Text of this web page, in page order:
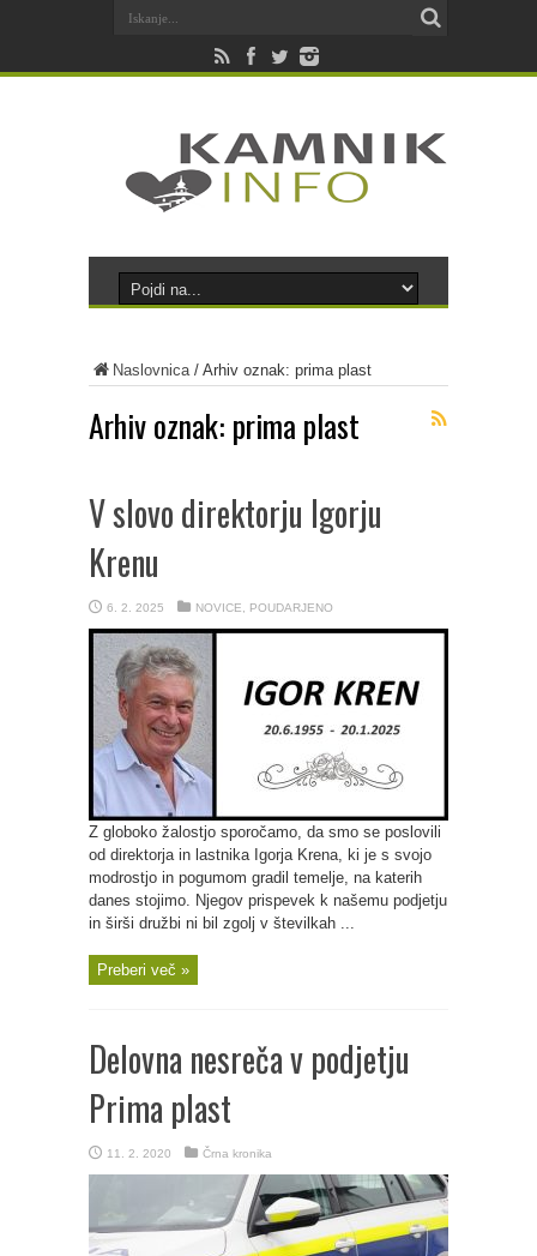
Naslovnica/ Arhiv oznak: prima plast
Arhiv oznak: prima plast
V slovo direktorju Igorju
Krenu
6. 2. 2025 NOVICE POUDARJENO
Z globoko žalostjo sporočamo, da smo se poslovili
od direktorja in lastnika Igorja Krena, ki je s svojo
modrostjo in pogumom gradil temelje, na katerih
danes stojimo. Njegov prispevek k našemu podjetju
in širši družbi ni bil zgolj v številkah ...
Preberi več »
Delovna nesreča v podjetju
Prima plast
11. 2. 2020 Črna kronika